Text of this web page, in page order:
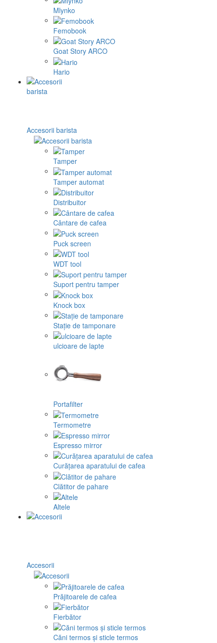
Mlynko
Femobook
Goat Story ARCO
Hario
Accesorii barista
Tamper
Tamper automat
Distribuitor
Cântare de cafea
Puck screen
WDT tool
Suport pentru tamper
Knock box
Stație de tamponare
ulcioare de lapte
Portafilter
Termometre
Espresso mirror
Curățarea aparatului de cafea
Clătitor de pahare
Altele
Accesorii
Prăjitoarele de cafea
Fierbător
Căni termos și sticle termos